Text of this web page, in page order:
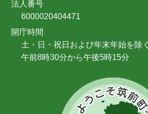
法人番号
6000020404471
開庁時間
土・日・祝日および年末年始を除く
午前8時30分から午後5時15分